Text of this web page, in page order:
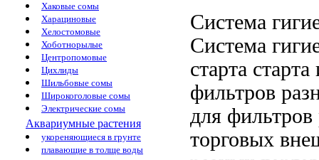
Хаковые сомы
Харациновые
Хелостомовые
Хоботнорылые
Центропомовые
Цихлиды
Шильбовые сомы
Широкоголовые сомы
Электрические сомы
Аквариумные растения
укореняющиеся в грунте
плавающие в толще воды
Система
Система
старта
фильтров
для
торговых